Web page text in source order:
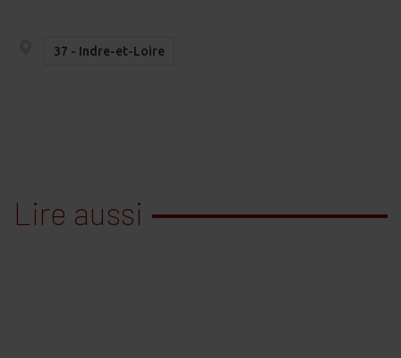
37 - Indre-et-Loire
Lire aussi